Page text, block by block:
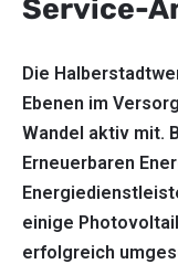
Service-
Die
Ebenen im
Wandel aktiv mit.
Erneuerbaren
einige
erfolgreich